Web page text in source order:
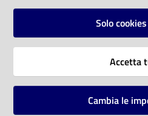
Vai alla pagina
Solo
Accetta
Cambia le